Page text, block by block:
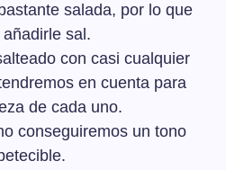
salada, por lo que
sal.
con casi cualquier
en cuenta para
de cada uno.
conseguiremos un tono